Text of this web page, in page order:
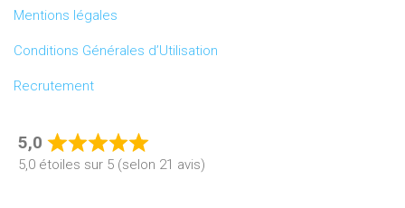
Mentions légales
Conditions Générales d’Utilisation
Recrutement
5,0
Rated
5,0
5,0 étoiles sur 5 (selon 21 avis)